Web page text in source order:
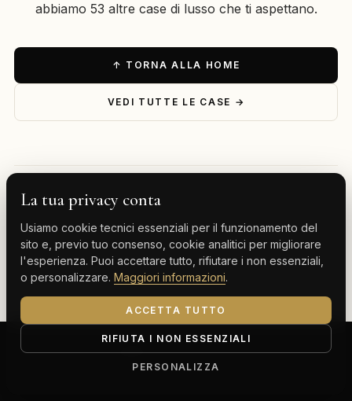
abbiamo 53 altre case di lusso che ti aspettano.
↑ TORNA ALLA HOME
VEDI TUTTE LE CASE →
— ESPLORA PER DESTINAZIONE
Milano Cervinia Tenerife Gran Canaria
Monte Carlo
Corso Buenos Aires 64, 20124 Milano (MI)
La tua privacy conta
Usiamo cookie tecnici essenziali per il funzionamento del
sito e, previo tuo consenso, cookie analitici per migliorare
l'esperienza. Puoi accettare tutto, rifiutare i non essenziali,
o personalizzare. Maggiori informazioni.
ACCETTA TUTTO
RIFIUTA I NON ESSENZIALI
PERSONALIZZA